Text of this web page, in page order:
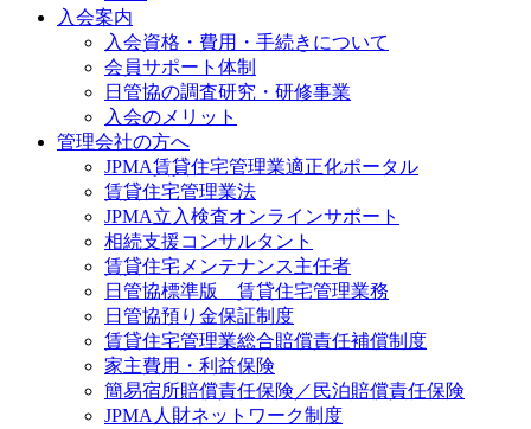
入会案内
入会資格・費用・手続きについて
会員サポート体制
日管協の調査研究・研修事業
入会のメリット
管理会社の方へ
JPMA賃貸住宅管理業適正化ポータル
賃貸住宅管理業法
JPMA立入検査オンラインサポート
相続支援コンサルタント
賃貸住宅メンテナンス主任者
日管協標準版 賃貸住宅管理業務
日管協預り金保証制度
賃貸住宅管理業総合賠償責任補償制度
家主費用・利益保険
簡易宿所賠償責任保険／民泊賠償責任保険
JPMA人財ネットワーク制度